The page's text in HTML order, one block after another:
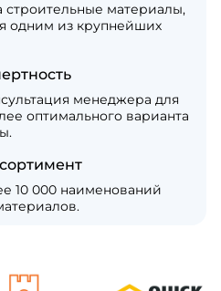
строительные материалы,
одним из крупнейших
менеджера для
оптимального варианта
10 000 наименований